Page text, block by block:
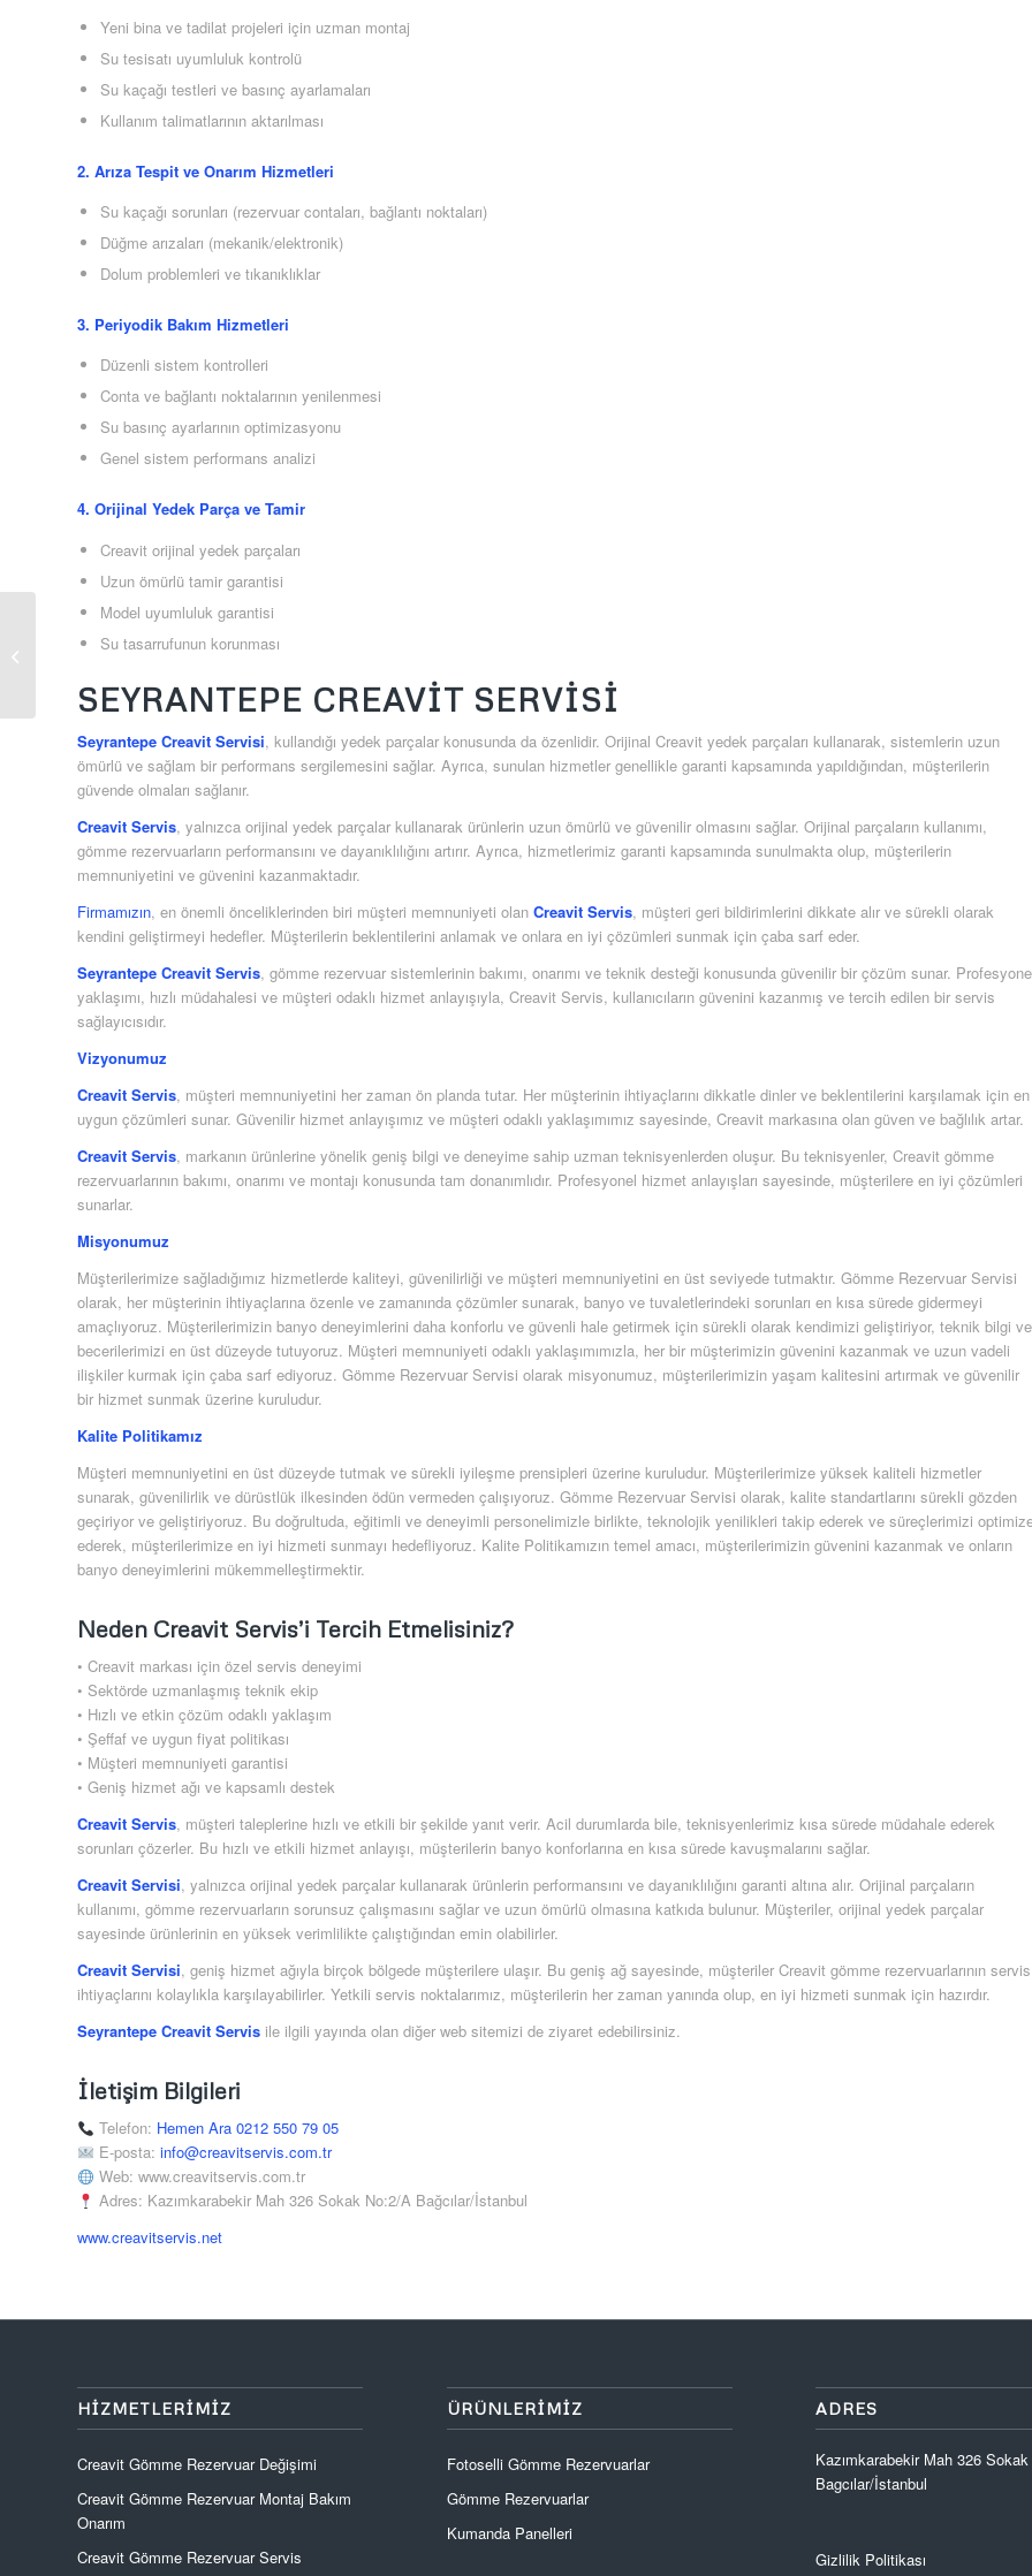
Yeni bina ve tadilat projeleri için uzman montaj
Su tesisatı uyumluluk kontrolü
Su kaçağı testleri ve basınç ayarlamaları
Kullanım talimatlarının aktarılması
2. Arıza Tespit ve Onarım Hizmetleri
Su kaçağı sorunları (rezervuar contaları, bağlantı noktaları)
Düğme arızaları (mekanik/elektronik)
Dolum problemleri ve tıkanıklıklar
3. Periyodik Bakım Hizmetleri
Düzenli sistem kontrolleri
Conta ve bağlantı noktalarının yenilenmesi
Su basınç ayarlarının optimizasyonu
Genel sistem performans analizi
4. Orijinal Yedek Parça ve Tamir
Creavit orijinal yedek parçaları
Uzun ömürlü tamir garantisi
Model uyumluluk garantisi
Su tasarrufunun korunması
SEYRANTEPE CREAVIT SERVISI
Seyrantepe Creavit Servisi, kullandığı yedek parçalar konusunda da özenlidir. Orijinal Creavit yedek parçaları kullanarak, sistemlerin uzun
ömürlü ve sağlam bir performans sergilemesini sağlar. Ayrıca, sunulan hizmetler genellikle garanti kapsamında yapıldığından, müşterilerin
güvende olmaları sağlanır.
Creavit Servis, yalnızca orijinal yedek parçalar kullanarak ürünlerin uzun ömürlü ve güvenilir olmasını sağlar. Orijinal parçaların kullanımı,
gömme rezervuarların performansını ve dayanıklılığını artırır. Ayrıca, hizmetlerimiz garanti kapsamında sunulmakta olup, müşterilerin
memnuniyetini ve güvenini kazanmaktadır.
Firmamızın, en önemli önceliklerinden biri müşteri memnuniyeti olan Creavit Servis, müşteri geri bildirimlerini dikkate alır ve sürekli olarak
kendini geliştirmeyi hedefler. Müşterilerin beklentilerini anlamak ve onlara en iyi çözümleri sunmak için çaba sarf eder.
Seyrantepe Creavit Servis, gömme rezervuar sistemlerinin bakımı, onarımı ve teknik desteği konusunda güvenilir bir çözüm sunar.
yaklaşımı, hızlı müdahalesi ve müşteri odaklı hizmet anlayışıyla, Creavit Servis, kullanıcıların güvenini kazanmış ve tercih edilen bir servis
sağlayıcısıdır.
Vizyonumuz
Creavit Servis, müşteri memnuniyetini her zaman ön planda tutar. Her müşterinin ihtiyaçlarını dikkatle dinler ve beklentilerini karşılamak için en
uygun çözümleri sunar. Güvenilir hizmet anlayışımız ve müşteri odaklı yaklaşımımız sayesinde, Creavit markasına olan güven ve bağlılık artar.
Creavit Servis, markanın ürünlerine yönelik geniş bilgi ve deneyime sahip uzman teknisyenlerden oluşur. Bu teknisyenler, Creavit gömme
rezervuarlarının bakımı, onarımı ve montajı konusunda tam donanımlıdır. Profesyonel hizmet anlayışları sayesinde, müşterilere en iyi çözümleri
sunarlar.
Misyonumuz
Müşterilerimize sağladığımız hizmetlerde kaliteyi, güvenilirliği ve müşteri memnuniyetini en üst seviyede tutmaktır. Gömme Rezervuar Servisi
olarak, her müşterinin ihtiyaçlarına özenle ve zamanında çözümler sunarak, banyo ve tuvaletlerindeki sorunları en kısa sürede gidermeyi
amaçlıyoruz. Müşterilerimizin banyo deneyimlerini daha konforlu ve güvenli hale getirmek için sürekli olarak kendimizi geliştiriyor, teknik bilgi ve
becerilerimizi en üst düzeyde tutuyoruz. Müşteri memnuniyeti odaklı yaklaşımımızla, her bir müşterimizin güvenini kazanmak ve uzun vadeli
ilişkiler kurmak için çaba sarf ediyoruz. Gömme Rezervuar Servisi olarak misyonumuz, müşterilerimizin yaşam kalitesini artırmak ve güvenilir
bir hizmet sunmak üzerine kuruludur.
Kalite Politikamız
Müşteri memnuniyetini en üst düzeyde tutmak ve sürekli iyileşme prensipleri üzerine kuruludur. Müşterilerimize yüksek kaliteli hizmetler
sunarak, güvenilirlik ve dürüstlük ilkesinden ödün vermeden çalışıyoruz. Gömme Rezervuar Servisi olarak, kalite standartlarını sürekli gözden
geçiriyor ve geliştiriyoruz. Bu doğrultuda, eğitimli ve deneyimli personelimizle birlikte, teknolojik yenilikleri takip ederek ve süreçlerimizi
ederek, müşterilerimize en iyi hizmeti sunmayı hedefliyoruz. Kalite Politikamızın temel amacı, müşterilerimizin güvenini kazanmak ve onların
banyo deneyimlerini mükemmelleştirmektir.
Neden Creavit Servis’i Tercih Etmelisiniz?
• Creavit markası için özel servis deneyimi
• Sektörde uzmanlaşmış teknik ekip
• Hızlı ve etkin çözüm odaklı yaklaşım
• Şeffaf ve uygun fiyat politikası
• Müşteri memnuniyeti garantisi
• Geniş hizmet ağı ve kapsamlı destek
Creavit Servis, müşteri taleplerine hızlı ve etkili bir şekilde yanıt verir. Acil durumlarda bile, teknisyenlerimiz kısa sürede müdahale ederek
sorunları çözerler. Bu hızlı ve etkili hizmet anlayışı, müşterilerin banyo konforlarına en kısa sürede kavuşmalarını sağlar.
Creavit Servisi, yalnızca orijinal yedek parçalar kullanarak ürünlerin performansını ve dayanıklılığını garanti altına alır. Orijinal parçaların
kullanımı, gömme rezervuarların sorunsuz çalışmasını sağlar ve uzun ömürlü olmasına katkıda bulunur. Müşteriler, orijinal yedek parçalar
sayesinde ürünlerinin en yüksek verimlilikte çalıştığından emin olabilirler.
Creavit Servisi, geniş hizmet ağıyla birçok bölgede müşterilere ulaşır. Bu geniş ağ sayesinde, müşteriler Creavit gömme rezervuarlarının servis
ihtiyaçlarını kolaylıkla karşılayabilirler. Yetkili servis noktalarımız, müşterilerin her zaman yanında olup, en iyi hizmeti sunmak için hazırdır.
Seyrantepe Creavit Servis ile ilgili yayında olan diğer web sitemizi de ziyaret edebilirsiniz.
İletişim Bilgileri
Telefon: Hemen Ara 0212 550 79 05
E-posta: info@creavitservis.com.tr
Web: www.creavitservis.com.tr
Adres: Kazımkarabekir Mah 326 Sokak No:2/A Bağcılar/İstanbul
www.creavitservis.net
HIZMETLERIMIZ
Creavit Gömme Rezervuar Değişimi
Creavit Gömme Rezervuar Montaj Bakım
Onarım
Creavit Gömme Rezervuar Servis
ÜRÜNLERIMIZ
Fotoselli Gömme Rezervuarlar
Gömme Rezervuarlar
Kumanda Panelleri
ADRES
Kazımkarabekir Mah 326
Bagcılar/İstanbul
Gizlilik Politikası
Ortabayır Creavit Servis